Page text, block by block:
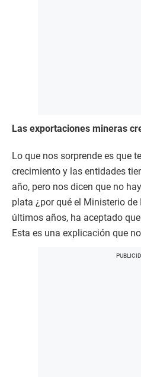
Las exportaciones mineras
Lo que nos sorprende es que
crecimiento y las entidades
año, pero nos dicen que no
plata ¿por qué el Ministerio
últimos años, ha aceptado
Esta es una explicación que